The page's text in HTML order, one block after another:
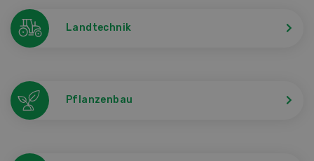
Landtechnik
Pflanzenbau